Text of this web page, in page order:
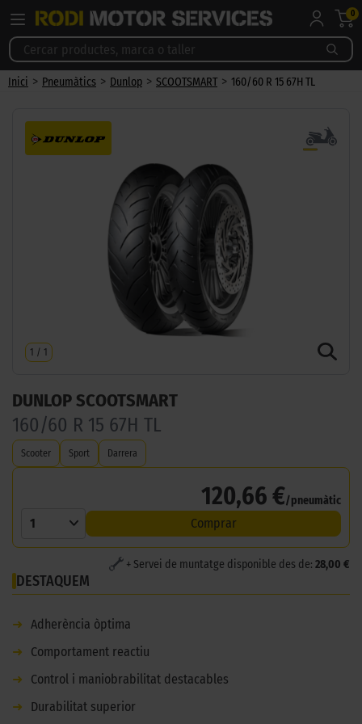
0
Inici > Pneumàtics > Dunlop > SCOOTSMART > 160/60 R 15 67H TL
1 / 1
DUNLOP SCOOTSMART
160/60 R 15 67H TL
Scooter Sport Darrera
120,66 €/pneumàtic
1 Comprar
+ Servei de muntatge disponible des de: 28,00 €
DESTAQUEM
➜
Adherència òptima
➜
Comportament reactiu
➜
Control i maniobrabilitat destacables
➜
Durabilitat superior